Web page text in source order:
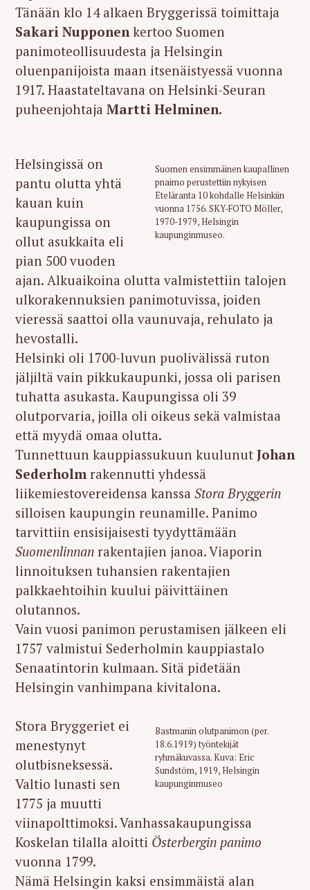
Tänään klo 14 alkaen Bryggerissä toimittaja
Sakari Nupponen kertoo Suomen
panimoteollisuudesta ja Helsingin
oluenpanijoista maan itsenäistyessä vuonna
1917. Haastateltavana on Helsinki-Seuran
puheenjohtaja Martti Helminen.
Suomen ensimmäinen kaupallinen
pnaimo perustettiin nykyisen
Eteläranta 10 kohdalle Helsinkiin
vuonna 1756. SKY-FOTO Möller,
1970-1979, Helsingin
kaupunginmuseo.
Helsingissä on
pantu olutta yhtä
kauan kuin
kaupungissa on
ollut asukkaita eli
pian 500 vuoden
ajan. Alkuaikoina olutta valmistettiin talojen
ulkorakennuksien panimotuvissa, joiden
vieressä saattoi olla vaunuvaja, rehulato ja
hevostalli.
Helsinki oli 1700-luvun puolivälissä ruton
jäljiltä vain pikkukaupunki, jossa oli parisen
tuhatta asukasta. Kaupungissa oli 39
olutporvaria, joilla oli oikeus sekä valmistaa
että myydä omaa olutta.
Tunnettuun kauppiassukuun kuulunut Johan
Sederholm rakennutti yhdessä
liikemiestovereidensa kanssa Stora Bryggerin
silloisen kaupungin reunamille. Panimo
tarvittiin ensisijaisesti tyydyttämään
Suomenlinnan rakentajien janoa. Viaporin
linnoituksen tuhansien rakentajien
palkkaehtoihin kuului päivittäinen
olutannos.
Vain vuosi panimon perustamisen jälkeen eli
1757 valmistui Sederholmin kauppiastalo
Senaatintorin kulmaan. Sitä pidetään
Helsingin vanhimpana kivitalona.
Bastmanin olutpanimon (per.
18.6.1919) työntekijät
ryhmäkuvassa. Kuva: Eric
Sundstöm, 1919, Helsingin
kaupunginmuseo
Stora Bryggeriet ei
menestynyt
olutbisneksessä.
Valtio lunasti sen
1775 ja muutti
viinapolttimoksi. Vanhassakaupungissa
Koskelan tilalla aloitti Österbergin panimo
vuonna 1799.
Nämä Helsingin kaksi ensimmäistä alan